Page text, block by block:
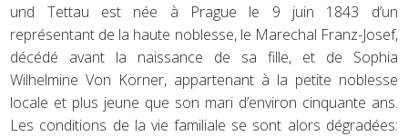
und Tettau est née à Prague le 9 juin 1843 d’un
représentant de la haute noblesse, le Marechal Franz-Josef,
décédé avant la naissance de sa fille, et de Sophia
Wilhelmine Von Körner, appartenant à la petite noblesse
locale et plus jeune que son mari d’environ cinquante ans.
Les conditions de la vie familiale se sont alors dégradées: